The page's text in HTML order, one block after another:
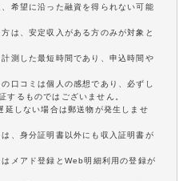
希望に沿った融資を得られない可能
は、安定収入がある方のみが対象と
測した最短時間であり、申込時間や
口コミは個人の感想であり、必ずし
するものではございません。
しない場合は郵送物が発生しませ
、身分証明書以外にも収入証明書が
メアド登録とWeb明細利用の登録が